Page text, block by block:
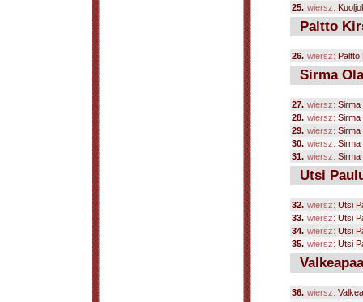
25. wiersz:
Paltto
26. wiersz:
Sirma
27. wiersz:
28. wiersz:
29. wiersz:
30. wiersz:
31. wiersz:
Utsi
32. wiersz: Utsi
33. wiersz: Utsi
34. wiersz: Utsi
35. wiersz: Utsi
36. wiersz: